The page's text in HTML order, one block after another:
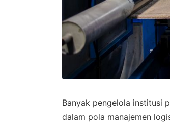
Banyak pengelola institusi
dalam pola manajemen